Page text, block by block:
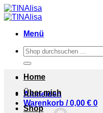
Zum
Inhalt
Menü
Suchen
nach:
Anmelden
Warenkorb /0,00 € 0
Home
Über mich
Shop